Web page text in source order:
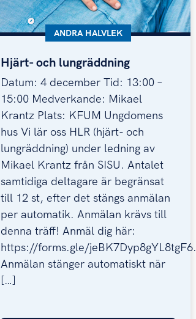
Hjärt- och lungräddning
Hjärt- och lungräddning
KATEGORI:
ANDRA HALVLEK
Datum: 4 december Tid: 13:00 –
15:00 Medverkande: Mikael
Krantz Plats: KFUM Ungdomens
hus Vi lär oss HLR (hjärt- och
lungräddning) under ledning av
Mikael Krantz från SISU. Antalet
samtidiga deltagare är begränsat
till 12 st, efter det stängs anmälan
per automatik. Anmälan krävs till
denna träff! Anmäl dig här:
https://forms.gle/jeBK7Dyp8gYL8tgF6.
Anmälan stänger automatiskt när
[…]